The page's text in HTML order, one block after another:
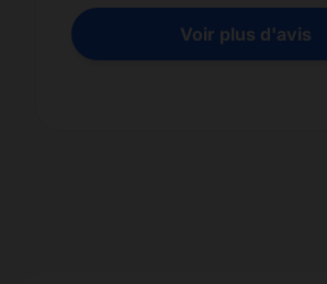
Voir plus d'avis